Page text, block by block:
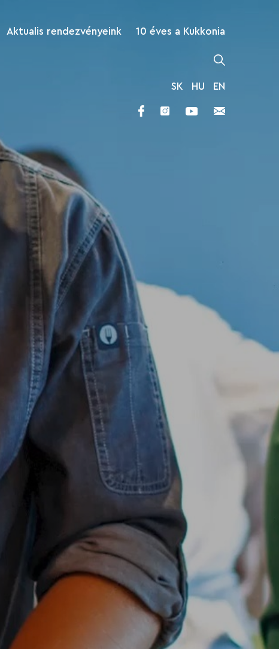
SK HU EN
Aktualis rendezvényeink 10 éves a Kukkonia